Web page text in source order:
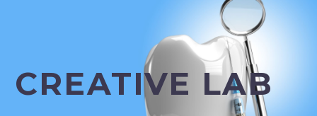
CREATIVE LAB